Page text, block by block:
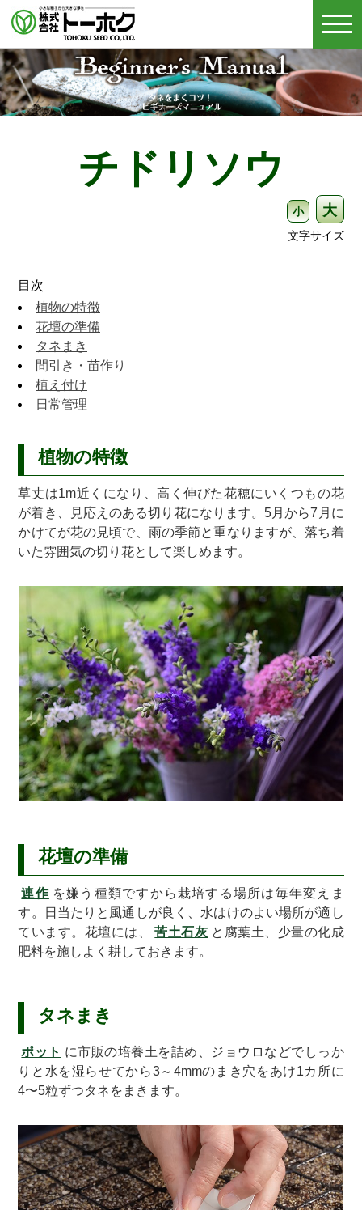
チドリソウ
小 大
文字サイズ
目次
植物の特徴
花壇の準備
タネまき
間引き・苗作り
植え付け
日常管理
植物の特徴
草丈は1m近くになり、高く伸びた花穂にいくつもの花
が着き、見応えのある切り花になります。5月から7月に
かけてが花の見頃で、雨の季節と重なりますが、落ち着
いた雰囲気の切り花として楽しめます。
花壇の準備
連作 を嫌う種類ですから栽培する場所は毎年変えま
す。日当たりと風通しが良く、水はけのよい場所が適し
ています。花壇には、
苦土石灰 と腐葉土、少量の化成
肥料を施しよく耕しておきます。
タネまき
ポット に市販の培養土を詰め、ジョウロなどでしっか
りと水を湿らせてから3～4mmのまき穴をあけ1カ所に
4〜5粒ずつタネをまきます。